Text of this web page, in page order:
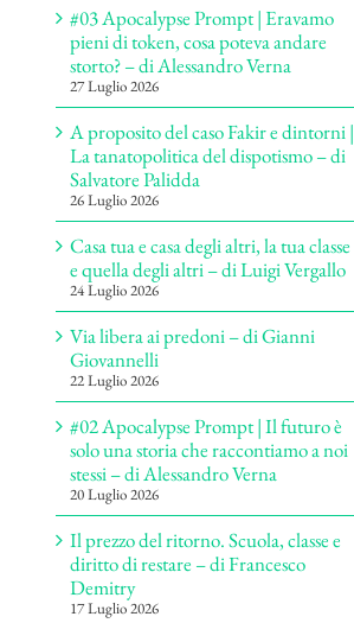
#03 Apocalypse Prompt | Eravamo
pieni di token, cosa poteva andare
storto? – di Alessandro Verna
27 Luglio 2026
A proposito del caso Fakir e dintorni |
La tanatopolitica del dispotismo – di
Salvatore Palidda
26 Luglio 2026
Casa tua e casa degli altri, la tua classe
e quella degli altri – di Luigi Vergallo
24 Luglio 2026
Via libera ai predoni – di Gianni
Giovannelli
22 Luglio 2026
#02 Apocalypse Prompt | Il futuro è
solo una storia che raccontiamo a noi
stessi – di Alessandro Verna
20 Luglio 2026
Il prezzo del ritorno. Scuola, classe e
diritto di restare – di Francesco
Demitry
17 Luglio 2026